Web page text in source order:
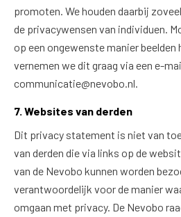
promoten. We houden daarbij
de privacywensen van individuen.
op een ongewenste manier beelden
vernemen we dit graag via een e-
communicatie@nevobo.nl.
7. Websites van derden
Dit privacy statement is niet van
van derden die via links op de
van de Nevobo kunnen worden
verantwoordelijk voor de manier
omgaan met privacy. De Nevobo